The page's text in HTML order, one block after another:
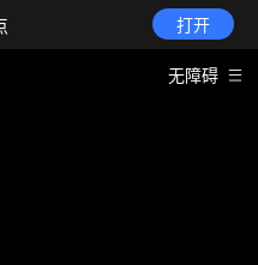
打开
无障碍